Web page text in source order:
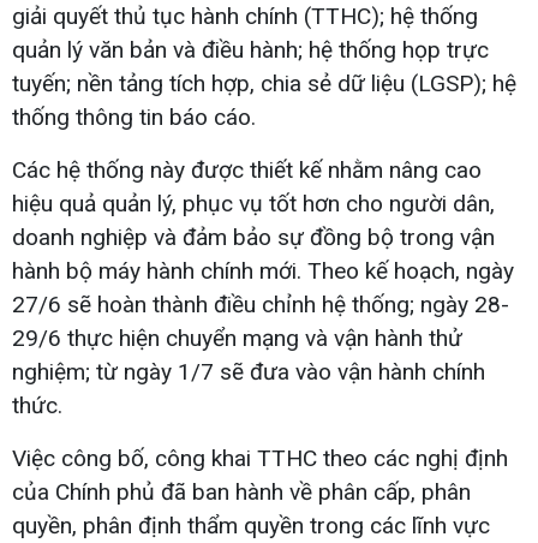
giải quyết thủ tục hành chính (TTHC); hệ thống
quản lý văn bản và điều hành; hệ thống họp trực
tuyến; nền tảng tích hợp, chia sẻ dữ liệu (LGSP); hệ
thống thông tin báo cáo.
Các hệ thống này được thiết kế nhằm nâng cao
hiệu quả quản lý, phục vụ tốt hơn cho người dân,
doanh nghiệp và đảm bảo sự đồng bộ trong vận
hành bộ máy hành chính mới. Theo kế hoạch, ngày
27/6 sẽ hoàn thành điều chỉnh hệ thống; ngày 28-
29/6 thực hiện chuyển mạng và vận hành thử
nghiệm; từ ngày 1/7 sẽ đưa vào vận hành chính
thức.
Việc công bố, công khai TTHC theo các nghị định
của Chính phủ đã ban hành về phân cấp, phân
quyền, phân định thẩm quyền trong các lĩnh vực